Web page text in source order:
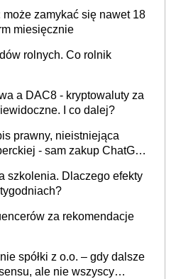
zamykać się nawet 18
miesięcznie
rolnych. Co rolnik
a DAC8 - kryptowaluty za
I co dalej?
prawny, nieistniejąca
- sam zakup ChatGPT
szkolenia. Dlaczego efekty
za rekomendacje
spółki z o.o. – gdy dalsze
ale nie wszyscy